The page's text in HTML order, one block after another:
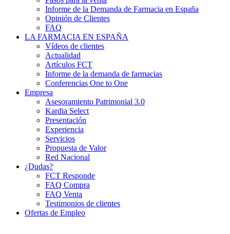
Informe de la Demanda de Farmacia en España
Opinión de Clientes
FAQ
LA FARMACIA EN ESPAÑA
Vídeos de clientes
Actualidad
Artículos FCT
Informe de la demanda de farmacias
Conferencias One to One
Empresa
Asesoramiento Patrimonial 3.0
Kardia Select
Presentación
Experiencia
Servicios
Propuesta de Valor
Red Nacional
¿Dudas?
FCT Responde
FAQ Compra
FAQ Venta
Testimonios de clientes
Ofertas de Empleo